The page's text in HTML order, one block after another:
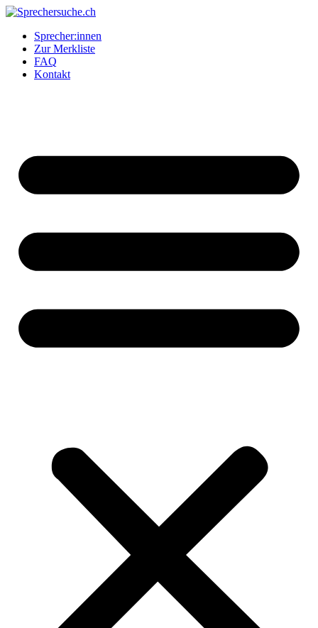
Zum
springenSprecher:innen
Zur Merkliste
FAQ
Kontakt